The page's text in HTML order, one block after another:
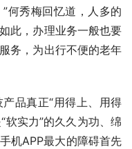
何秀梅回忆道，人多的
此，办理业务一般也要
务，为出行不便的老年
品真正“用得上、用得
软实力”的久久为功、绵
机APP最大的障碍首先